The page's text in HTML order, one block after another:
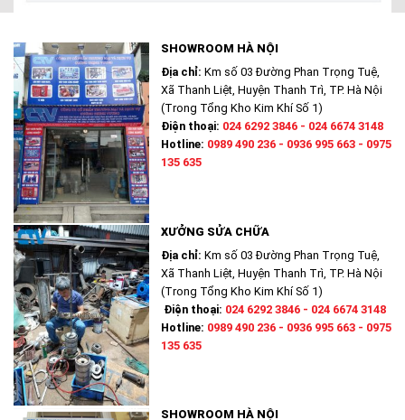
SHOWROOM HÀ NỘI
Địa chỉ: Km số 03 Đường Phan Trọng Tuệ,
Xã Thanh Liệt, Huyện Thanh Trì, TP. Hà Nội
(Trong Tổng Kho Kim Khí Số 1)
Điện thoại: 024 6292 3846 - 024 6674 3148
Hotline: 0989 490 236 - 0936 995 663 - 0975
135 635
XƯỞNG SỬA CHỮA
Địa chỉ: Km số 03 Đường Phan Trọng Tuệ,
Xã Thanh Liệt, Huyện Thanh Trì, TP. Hà Nội
(Trong Tổng Kho Kim Khí Số 1)
Điện thoại: 024 6292 3846 - 024 6674 3148
Hotline: 0989 490 236 - 0936 995 663 - 0975
135 635
SHOWROOM HÀ NỘI